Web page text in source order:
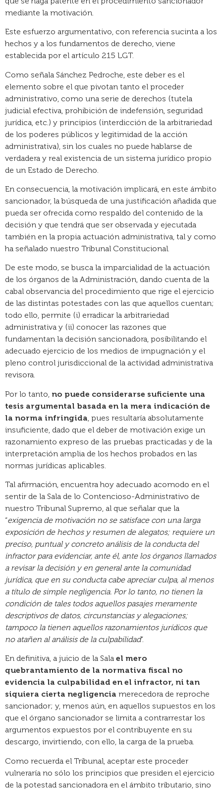
mediante la motivación.
Este esfuerzo argumentativo, con referencia sucinta a los
hechos y a los fundamentos de derecho, viene
establecida por el artículo 215 LGT.
Como señala Sánchez Pedroche, este deber es el
elemento sobre el que pivotan tanto el proceder
administrativo, como una serie de derechos (tutela
judicial efectiva, prohibición de indefensión, seguridad
jurídica, etc.) y principios (interdicción de la arbitrariedad
de los poderes públicos y legitimidad de la acción
administrativa), sin los cuales no puede hablarse de
verdadera y real existencia de un sistema jurídico propio
de un Estado de Derecho.
En consecuencia, la motivación implicará, en este ámbito
sancionador, la búsqueda de una justificación añadida que
pueda ser ofrecida como respaldo del contenido de la
decisión y que tendrá que ser observada y ejecutada
también en la propia actuación administrativa, tal y como
ha señalado nuestro Tribunal Constitucional.
De este modo, se busca la imparcialidad de la actuación
de los órganos de la Administración, dando cuenta de la
cabal observancia del procedimiento que rige el ejercicio
de las distintas potestades con las que aquellos cuentan;
todo ello, permite (i) erradicar la arbitrariedad
administrativa y (ii) conocer las razones que
fundamentan la decisión sancionadora, posibilitando el
adecuado ejercicio de los medios de impugnación y el
pleno control jurisdiccional de la actividad administrativa
revisora.
Por lo tanto, no puede considerarse suficiente una
tesis argumental basada en la mera indicación de
la norma infringida , pues resultaría absolutamente
insuficiente, dado que el deber de motivación exige un
razonamiento expreso de las pruebas practicadas y de la
interpretación amplia de los hechos probados en las
normas jurídicas aplicables.
Tal afirmación, encuentra hoy adecuado acomodo en el
sentir de la Sala de lo Contencioso-Administrativo de
nuestro Tribunal Supremo, al que señalar que la
“exigencia de motivación no se satisface con una larga
exposición de hechos y resumen de alegatos; requiere un
preciso, puntual y concreto análisis de la conducta del
infractor para evidenciar, ante él, ante los órganos llamados
a revisar la decisión y en general ante la comunidad
jurídica, que en su conducta cabe apreciar culpa, al menos
a título de simple negligencia. Por lo tanto, no tienen la
condición de tales todos aquellos pasajes meramente
descriptivos de datos, circunstancias y alegaciones;
tampoco la tienen aquellos razonamientos jurídicos que
no atañen al análisis de la culpabilidad”.
En definitiva, a juicio de la Sala el mero
quebrantamiento de la normativa fiscal no
evidencia la culpabilidad en el infractor, ni tan
siquiera cierta negligencia merecedora de reproche
sancionador; y, menos aún, en aquellos supuestos en los
que el órgano sancionador se limita a contrarrestar los
argumentos expuestos por el contribuyente en su
descargo, invirtiendo, con ello, la carga de la prueba.
Como recuerda el Tribunal, aceptar este proceder
vulneraría no sólo los principios que presiden el ejercicio
de la potestad sancionadora en el ámbito tributario, sino